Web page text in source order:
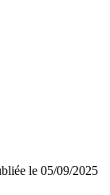
le 05/09/2025